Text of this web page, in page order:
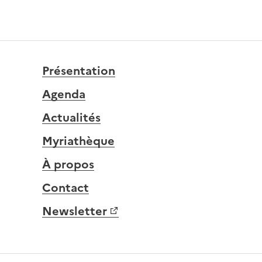
Présentation
Agenda
Actualités
Myriathèque
À propos
Contact
Newsletter